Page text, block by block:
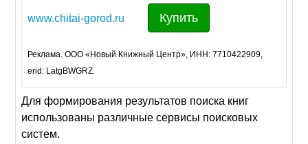
www.chitai-gorod.ru Купить
Реклама. ООО «Новый Книжный Центр», ИНН: 7710422909,
erid: LatgBWGRZ.
Для формирования результатов поиска книг
использованы различные сервисы поисковых
систем.